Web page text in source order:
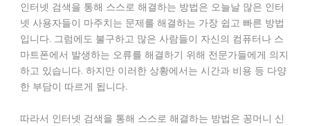
인터넷 검색을 통해 스스로 해결하는 방법은 오늘날 많은 인터
넷 사용자들이 마주치는 문제를 해결하는 가장 쉽고 빠른 방법
입니다. 그럼에도 불구하고 많은 사람들이 자신의 컴퓨터나 스
마트폰에서 발생하는 오류를 해결하기 위해 전문가들에게 의지
하고 있습니다. 하지만 이러한 상황에서는 시간과 비용 등 다양
한 부담이 따르게 됩니다.
따라서 인터넷 검색을 통해 스스로 해결하는 방법은 꽁머니 신